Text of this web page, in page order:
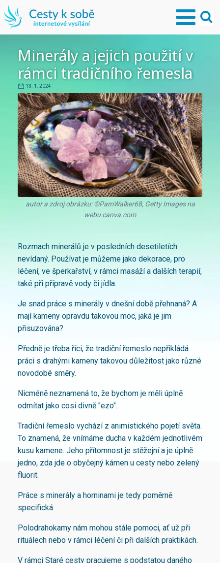
Minerály a jejich použití v
rámci tradičního řemesla
13. 1. 2024
autor a zdroj obrázku: ©PamWalker68, Getty Images na
webu canva.com
Rozmach minerálů je v posledních desetiletích
nevídaný. Používat je můžeme jako dekorace, pro
léčení, ve šperkařství, v rámci masáží a dalších terapií,
také při přípravě vody či jídla.
Je snad práce s minerály v dnešní době přehnaná? A
mají kameny opravdu takovou moc, jaká je jim
přisuzována?
Předně je třeba říci, že tradiční řemeslo nepřikládá
práci s drahými kameny takovou důležitost jako různé
novodobé směry.
Nicméně neznamená to, že bychom je měli úplně
odmítat jako cosi divně "ezo".
Tradiční řemeslo vychází z animistického pojetí světa.
To znamená, že vnímáme ducha v každém jednotlivém
kusu kamene. Jeho přítomnost je stěžejní a je úplně
jedno, zda jde o obyčejný kámen u cesty nebo zelený
fluorit.
Práce s minerály a horninami je tedy poměrně
specifická.
Polodrahokamy nám mohou stále pomoci, ať už při
rituálech nebo v rámci léčení či při dalších praktikách.
V rámci Staré cesty pracujeme s podstatou daného